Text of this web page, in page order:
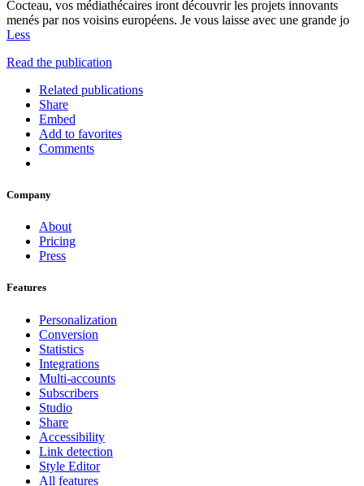
Cocteau, vos médiathécaires iront découvrir les projets innovants
menés par nos voisins européens. Je vous laisse avec une grande jo
Less
Read the publication
Related publications
Share
Embed
Add to favorites
Comments
Company
About
Pricing
Press
Features
Personalization
Conversion
Statistics
Integrations
Multi-accounts
Subscribers
Studio
Share
Accessibility
Link detection
Style Editor
All features